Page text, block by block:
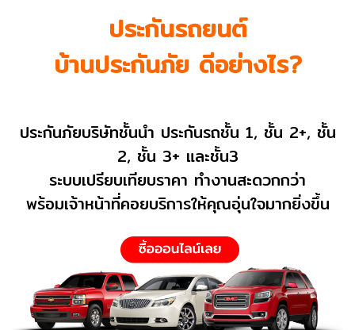
ประกันรถยนต์
บ้านประกันภัย ดีอย่างไร?
ประกันภัยบริษัทชั้นนำ ประกันรถชั้น 1, ชั้น 2+, ชั้น
2, ชั้น 3+ และชั้น3
ระบบเปรียบเทียบราคา ทำงานสะดวกกว่า
พร้อมเจ้าหน้าที่คอยบริการให้คุณอุ่นใจมากยิ่งขึ้น